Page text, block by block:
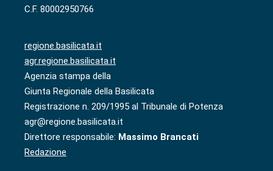
C.F. 80002950766
regione.basilicata.it
agr.regione.basilicata.it
Agenzia stampa della
Giunta Regionale della Basilicata
Registrazione n. 209/1995 al Tribunale di Potenza
agr@regione.basilicata.it
Direttore responsabile: Massimo Brancati
Redazione